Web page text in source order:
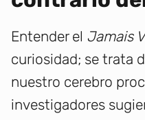
Entender el Jamais
curiosidad; se trata
nuestro cerebro
investigadores